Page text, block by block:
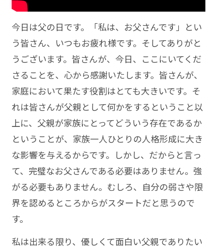
今日は父の日です。「私は、お父さんです」とい
う皆さん、いつもお疲れ様です。そしてありがと
うございます。皆さんが、今日、ここにいてくだ
さることを、心から感謝いたします。皆さんが、
家庭において果たす役割はとても大きいです。そ
れは皆さんが父親として何かをするということ以
上に、父親が家族にとってどういう存在であるか
ということが、家族一人ひとりの人格形成に大き
な影響を与えるからです。しかし、だからと言っ
て、完璧なお父さんである必要はありません。強
がる必要もありません。むしろ、自分の弱さや限
界を認めるところからがスタートだと思うので
す。
私は出来る限り、優しくて面白い父親でありたい